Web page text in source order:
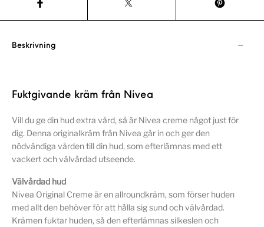
Beskrivning
Fuktgivande kräm från Nivea
Vill du ge din hud extra vård, så är Nivea creme något just för
dig. Denna originalkräm från Nivea går in och ger den
nödvändiga vården till din hud, som efterlämnas med ett
vackert och välvårdad utseende.
Välvårdad hud
Nivea Original Creme är en allroundkräm, som förser huden
med allt den behöver för att hålla sig sund och välvårdad.
Krämen fuktar huden, så den efterlämnas silkeslen och